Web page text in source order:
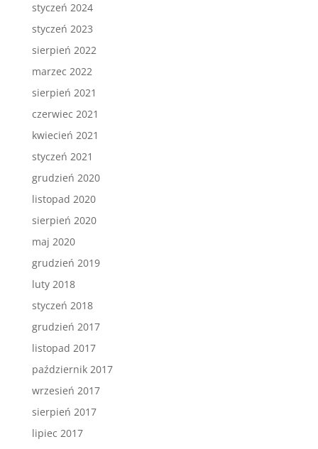
styczeń 2024
styczeń 2023
sierpień 2022
marzec 2022
sierpień 2021
czerwiec 2021
kwiecień 2021
styczeń 2021
grudzień 2020
listopad 2020
sierpień 2020
maj 2020
grudzień 2019
luty 2018
styczeń 2018
grudzień 2017
listopad 2017
październik 2017
wrzesień 2017
sierpień 2017
lipiec 2017